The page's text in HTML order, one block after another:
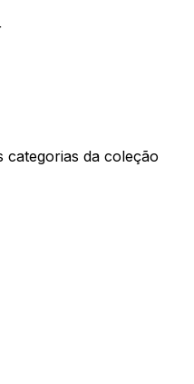
categorias da coleção